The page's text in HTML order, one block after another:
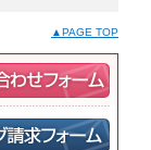
▲PAGE TOP